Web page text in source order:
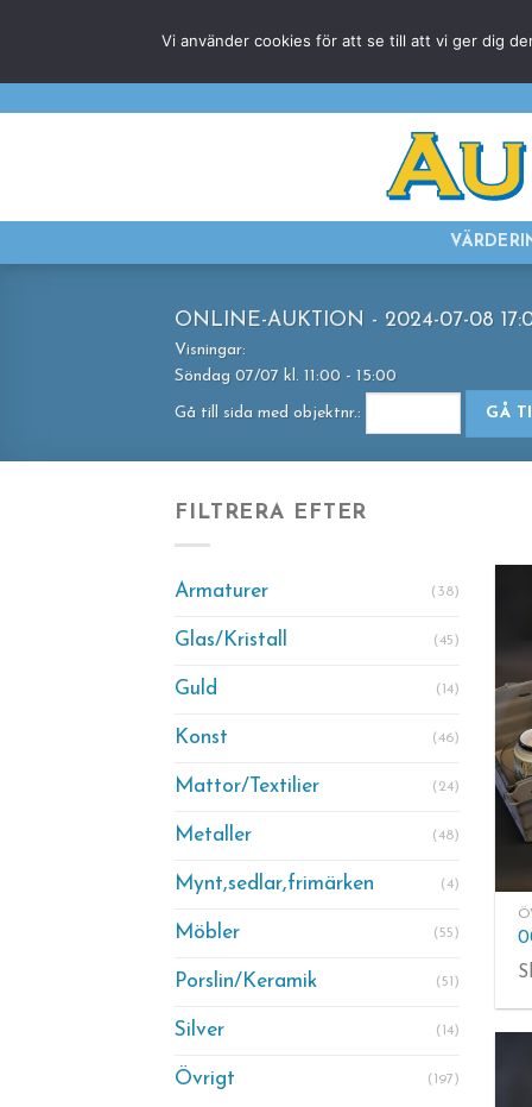
content
ONLINE-AUKTION - 2024-07-08
Visningar:
Söndag 07/07 kl. 11:00 - 15:00
Gå till sida med objektnr.: GÅ
FILTRERA EFTER
Armaturer (38)
Glas/Kristall (45)
Guld (14)
Konst (46)
Mattor/Textilier (24)
Metaller (48)
Mynt,sedlar,frimärken (4)
Möbler (55)
Porslin/Keramik (51)
Silver (14)
Övrigt (197)
Vi använder cookies för att se till att vi ger dig